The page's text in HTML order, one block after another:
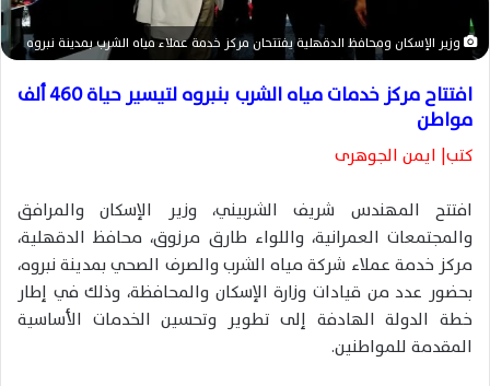
ر
و
ن
ي
وزير الإسكان ومحافظ الدقهلية يفتتحان مركز خدمة عملاء مياه الشرب بمدينة نبروه
افتتاح مركز خدمات مياه الشرب بنبروه لتيسير حياة 460 ألف
مواطن
كتب| ايمن الجوهرى
افتتح المهندس شريف الشربيني، وزير الإسكان والمرافق
والمجتمعات العمرانية، واللواء طارق مرزوق، محافظ الدقهلية،
مركز خدمة عملاء شركة مياه الشرب والصرف الصحي بمدينة نبروه،
بحضور عدد من قيادات وزارة الإسكان والمحافظة، وذلك في إطار
خطة الدولة الهادفة إلى تطوير وتحسين الخدمات الأساسية
المقدمة للمواطنين.